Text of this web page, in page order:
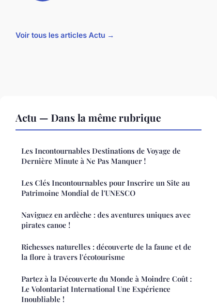
Voir tous les articles Actu →
Actu — Dans la même rubrique
Les Incontournables Destinations de Voyage de
Dernière Minute à Ne Pas Manquer !
Les Clés Incontournables pour Inscrire un Site au
Patrimoine Mondial de l'UNESCO
Naviguez en ardèche : des aventures uniques avec
pirates canoe !
Richesses naturelles : découverte de la faune et de
la flore à travers l'écotourisme
Partez à la Découverte du Monde à Moindre Coût :
Le Volontariat International Une Expérience
Inoubliable !